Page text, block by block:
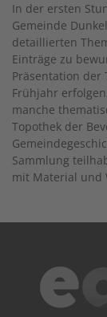
In der ersten
Gemeinde
detaillierten
Einträge zu
Präsentation der
Frühjahr
manche
Topothek der
Sammlung
mit Material und